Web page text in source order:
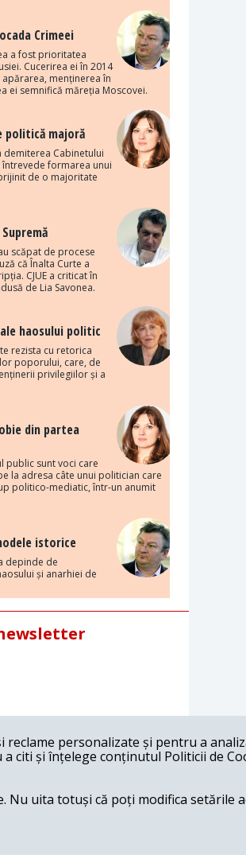
Crimeei
a fost prioritatea
Cucerirea ei în 2014
menținerea în
ei semnifică măreția Moscovei.
politică majoră
demiterea Cabinetului
formarea unui
de o majoritate
scăpat de procese
că Înalta Curte a
CJUE a criticat în
de Lia Savonea.
haosului politic
rezista cu retorica
poporului, care, de
privilegiilor și a
din partea
public sunt voci care
la adresa câte unui politician care
politico-mediatic, într-un anumit
istorice
depinde de
și anarhiei de
personalizate și pentru a
citi și înțelege conținutul Politicii de
Nu uita totuși că poți modifica setările